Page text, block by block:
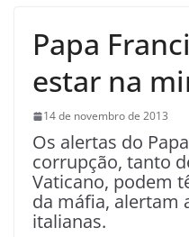
Papa
estar na
14 de novembro de 2013
Os alertas do
corrupção, tanto
Vaticano, podem
da máfia, alertam
italianas.